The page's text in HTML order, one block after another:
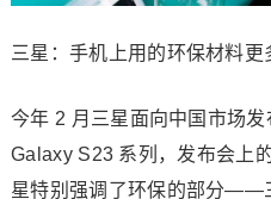
三星：手机上用的环保材料更
今年 2 月三星面向中国市场
Galaxy S23 系列，发布会上
星特别强调了环保的部分——